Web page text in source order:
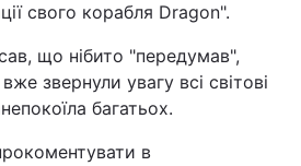
свого корабля Dragon".
що нібито "передумав",
звернули увагу всі світові
багатьох.
в